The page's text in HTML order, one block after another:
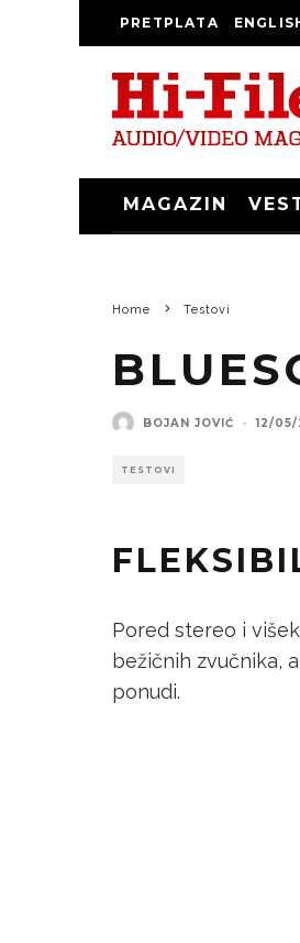
PRETPLATA
MAGAZIN
Home Testovi
BOJAN JOVIĆ · 12/
TESTOVI
Pored stereo i
bežičnih zvučnika,
ponudi.